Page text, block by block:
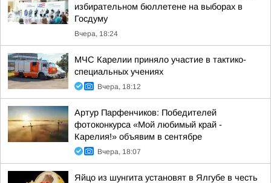
избирательном бюллетене на выборах в
Госдуму
Вчера, 18:24
МЧС Карелии приняло участие в тактико-
специальных учениях
Вчера, 18:12
Артур Парфенчиков: Победителей
фотоконкурса «Мой любимый край -
Карелия!» объявим в сентябре
Вчера, 18:07
Яйцо из шунгита установят в Ялгубе в честь